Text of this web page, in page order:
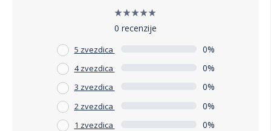
0 recenzije
5 zvezdica 0%
4 zvezdica 0%
3 zvezdica 0%
2 zvezdica 0%
1 zvezdica 0%